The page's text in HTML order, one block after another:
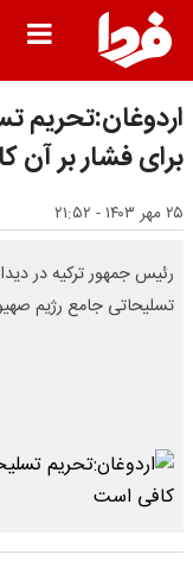
اردوغان:تحریم
برای فشار بر آن
۲۵ مهر ۱۴۰۳ - ۲۱:۵۲
رئیس جمهور ترکیه در
تسلیحاتی جامع رژیم